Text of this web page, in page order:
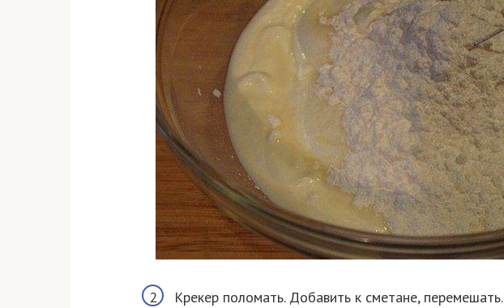
Крекер поломать. Добавить к сметане, перемешать.